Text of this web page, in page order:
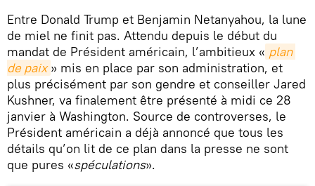
Entre Donald Trump et Benjamin Netanyahou, la lune
de miel ne finit pas. Attendu depuis le début du
mandat de Président américain, l’ambitieux « plan
de paix » mis en place par son administration, et
plus précisément par son gendre et conseiller Jared
Kushner, va finalement être présenté à midi ce 28
janvier à Washington. Source de controverses, le
Président américain a déjà annoncé que tous les
détails qu’on lit de ce plan dans la presse ne sont
que pures «spéculations».